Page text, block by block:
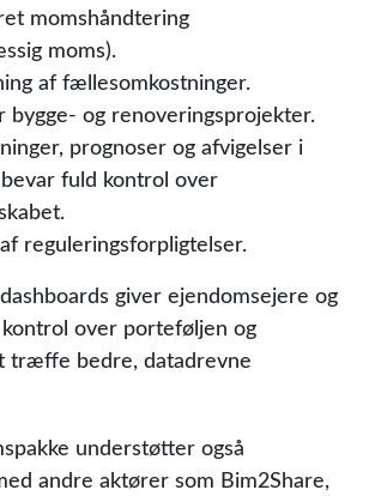
momshåndtering
moms).
af fællesomkostninger.
bygge- og renoveringsprojekter.
prognoser og afvigelser i
fuld kontrol over
reguleringsforpligtelser.
giver ejendomsejere og
over porteføljen og
træffe bedre, datadrevne
understøtter også
andre aktører som Bim2Share,